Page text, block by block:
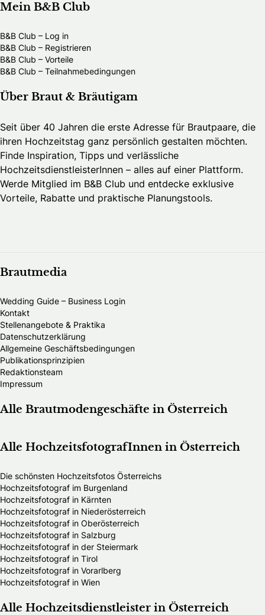
Mein B&B Club
B&B Club – Log in
B&B Club – Registrieren
B&B Club – Vorteile
B&B Club – Teilnahmebedingungen
Über Braut & Bräutigam
Seit über 40 Jahren die erste Adresse für Brautpaare, die
ihren Hochzeitstag ganz persönlich gestalten möchten.
Finde Inspiration, Tipps und verlässliche
HochzeitsdienstleisterInnen – alles auf einer Plattform.
Werde Mitglied im B&B Club und entdecke exklusive
Vorteile, Rabatte und praktische Planungstools.
Brautmedia
Wedding Guide – Business Login
Kontakt
Stellenangebote & Praktika
Datenschutzerklärung
Allgemeine Geschäftsbedingungen
Publikationsprinzipien
Redaktionsteam
Impressum
Alle Brautmodengeschäfte in Österreich
Alle HochzeitsfotografInnen in Österreich
Die schönsten Hochzeitsfotos Österreichs
Hochzeitsfotograf im Burgenland
Hochzeitsfotograf in Kärnten
Hochzeitsfotograf in Niederösterreich
Hochzeitsfotograf in Oberösterreich
Hochzeitsfotograf in Salzburg
Hochzeitsfotograf in der Steiermark
Hochzeitsfotograf in Tirol
Hochzeitsfotograf in Vorarlberg
Hochzeitsfotograf in Wien
Alle Hochzeitsdienstleister in Österreich